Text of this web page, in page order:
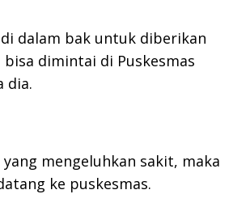
dalam bak untuk diberikan
dimintai di Puskesmas
dia.
yang mengeluhkan sakit, maka
ke puskesmas.